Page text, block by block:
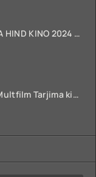
SALAAR 2 QISMI UZBEK TILIDA HIND KINO 2024 TARJIMA 720p HD Skachat
O'lik Kelin Uzbek tilida 2023 Multfilm Tarjima kino skachat